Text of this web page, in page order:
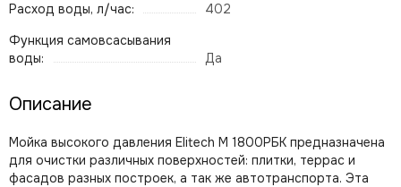
Расход воды, л/час:
402
Функция самовсасывания
воды:
Да
Описание
Мойка высокого давления Elitech М 1800РБК предназначена
для очистки различных поверхностей: плитки, террас и
фасадов разных построек, а так же автотранспорта. Эта